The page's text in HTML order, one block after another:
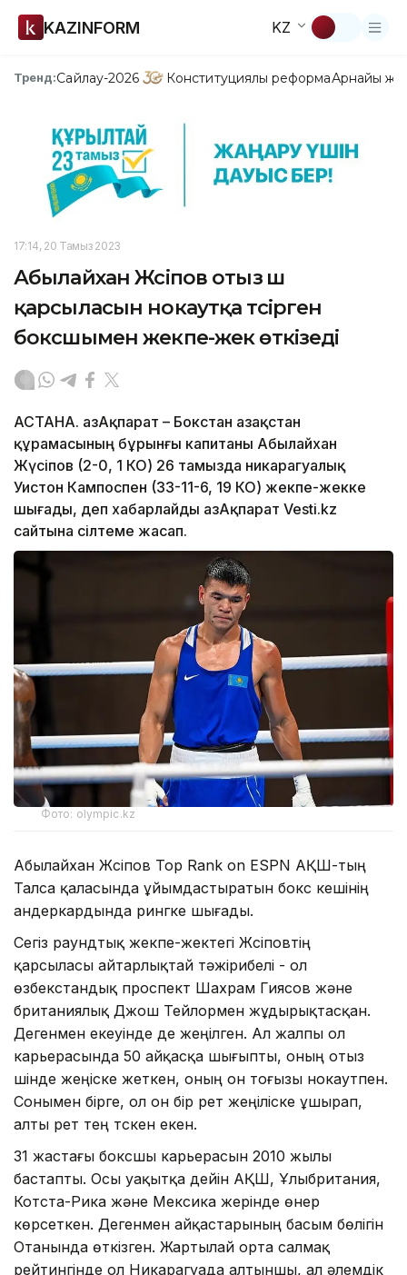
KAZINFORM KZ
Тренд:Сайлау-2026 Конституциялық реформаАрнайы
17:14, 20 Тамыз 2023
Абылайхан Жүсіпов отыз үш
қарсыласын нокаутқа түсірген
боксшымен жекпе-жек өткізеді
АСТАНА. ҚазАқпарат – Бокстан Қазақстан
құрамасының бұрынғы капитаны Абылайхан
Жүсіпов (2-0, 1 КО) 26 тамызда никарагуалық
Уистон Кампоспен (33-11-6, 19 КО) жекпе-жекке
шығады, деп хабарлайды ҚазАқпарат Vesti.kz
сайтына сілтеме жасап.
Фото: olympic.kz
Абылайхан Жүсіпов Top Rank on ESPN АҚШ-тың
Талса қаласында ұйымдастыратын бокс кешінің
андеркардында рингке шығады.
Сегіз раундтық жекпе-жектегі Жүсіповтің
қарсыласы айтарлықтай тәжірибелі - ол
өзбекстандық проспект Шахрам Гиясов және
британиялық Джош Тейлормен жұдырықтасқан.
Дегенмен екеуінде де жеңілген. Ал жалпы ол
карьерасында 50 айқасқа шығыпты, оның отыз
үшінде жеңіске жеткен, оның он тоғызы нокаутпен.
Сонымен бірге, ол он бір рет жеңіліске ұшырап,
алты рет тең түскен екен.
31 жастағы боксшы карьерасын 2010 жылы
бастапты. Осы уақытқа дейін АҚШ, Ұлыбритания,
Котста-Рика және Мексика жерінде өнер
көрсеткен. Дегенмен айқастарының басым бөлігін
Отанында өткізген. Жартылай орта салмақ
рейтингінде ол Никарагуада алтыншы, ал әлемдік